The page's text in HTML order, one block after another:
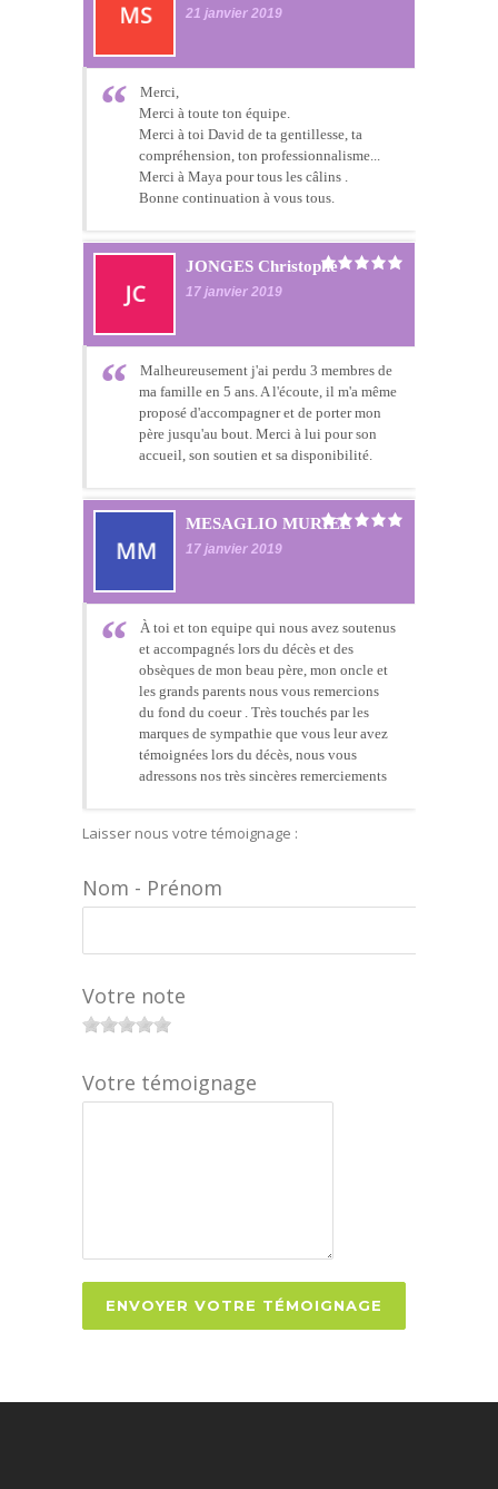
21 janvier 2019
Merci,
Merci à toute ton équipe.
Merci à toi David de ta gentillesse, ta
compréhension, ton professionnalisme...
Merci à Maya pour tous les câlins .
Bonne continuation à vous tous.
JONGES Christophe
17 janvier 2019
Malheureusement j'ai perdu 3 membres de
ma famille en 5 ans. A l'écoute, il m'a même
proposé d'accompagner et de porter mon
père jusqu'au bout. Merci à lui pour son
accueil, son soutien et sa disponibilité.
MESAGLIO MURIEL
17 janvier 2019
À toi et ton equipe qui nous avez soutenus
et accompagnés lors du décès et des
obsèques de mon beau père, mon oncle et
les grands parents nous vous remercions
du fond du coeur . Très touchés par les
marques de sympathie que vous leur avez
témoignées lors du décès, nous vous
adressons nos très sincères remerciements
Laisser nous votre témoignage :
Nom - Prénom
Votre note
Votre témoignage